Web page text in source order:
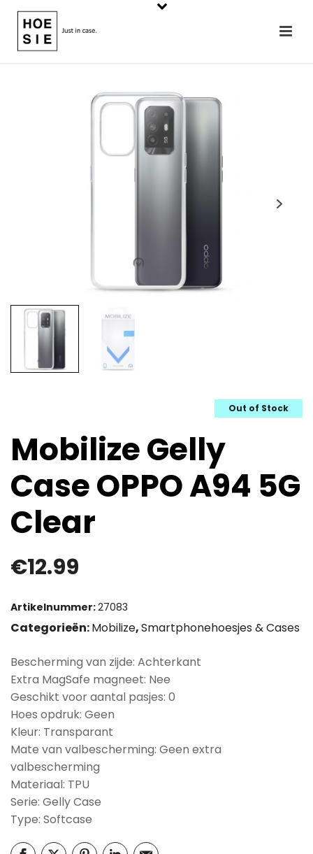
Out of Stock
Mobilize Gelly
Case OPPO A94 5G
Clear
€12.99
Artikelnummer:27083
Categorieën:Mobilize,Smartphonehoesjes & Cases
Bescherming van zijde: Achterkant
Extra MagSafe magneet: Nee
Geschikt voor aantal pasjes: 0
Hoes opdruk: Geen
Kleur: Transparant
Mate van valbescherming: Geen extra
valbescherming
Materiaal: TPU
Serie: Gelly Case
Type: Softcase